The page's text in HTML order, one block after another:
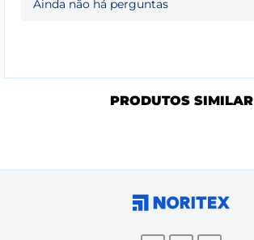
Ainda não há perguntas
PRODUTOS SIMILAR